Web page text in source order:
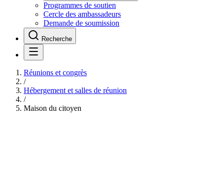
Programmes de soutien
Cercle des ambassadeurs
Demande de soumission
Recherche
Réunions et congrès
/
Hébergement et salles de réunion
/
Maison du citoyen